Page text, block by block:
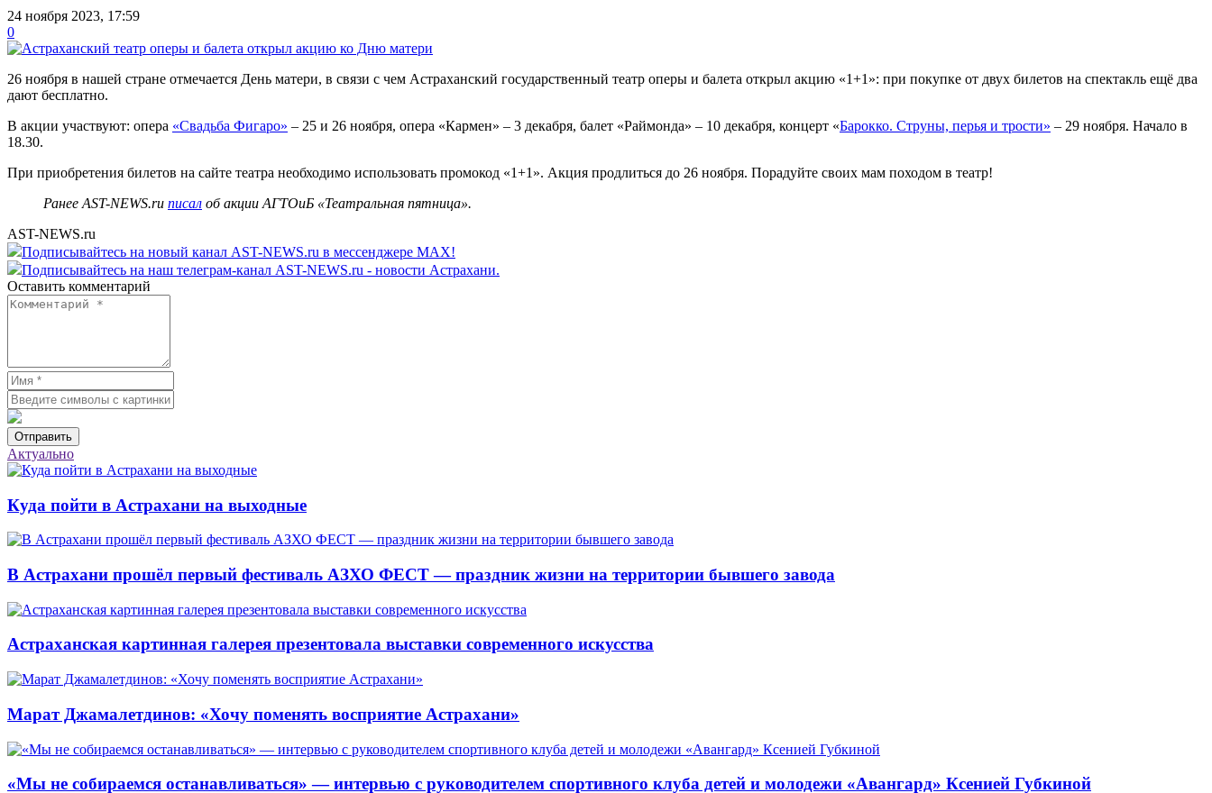
24 ноября 2023, 17:59
0
26 ноября в нашей стране отмечается День матери, в связи с чем Астраханский государственный театр оперы и балета открыл акцию «1+1»: при покупке от двух билетов на спектакль ещё два
дают бесплатно.
В акции участвуют: опера «Свадьба Фигаро» – 25 и 26 ноября, опера «Кармен» – 3 декабря, балет «Раймонда» – 10 декабря, концерт «Барокко. Струны, перья и трости» – 29 ноября. Начало в
18.30.
При приобретения билетов на сайте театра необходимо использовать промокод «1+1». Акция продлиться до 26 ноября. Порадуйте своих мам походом в театр!
Ранее AST-NEWS.ru писал об акции АГТОиБ «Театральная пятница».
AST-NEWS.ru
Подписывайтесь на новый канал AST-NEWS.ru в мессенджере MAX!
Подписывайтесь на наш телеграм-канал AST-NEWS.ru - новости Астрахани.
Оставить комментарий
Отправить
Актуально
Куда пойти в Астрахани на выходные
В Астрахани прошёл первый фестиваль АЗХО ФЕСТ — праздник жизни на территории бывшего завода
Астраханская картинная галерея презентовала выставки современного искусства
Марат Джамалетдинов: «Хочу поменять восприятие Астрахани»
«Мы не собираемся останавливаться» — интервью с руководителем спортивного клуба детей и молодежи «Авангард» Ксенией Губкиной